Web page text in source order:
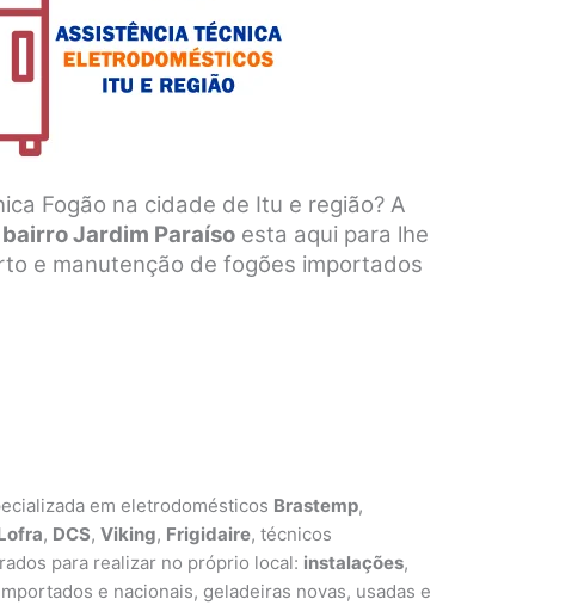
Fogão na cidade de Itu e região? A
Jardim Paraíso esta aqui para lhe
e manutenção de fogões importados
em eletrodomésticos Brastemp,
, DCS,Viking, Frigidaire, técnicos
para realizar no próprio local: instalações,
e nacionais, geladeiras novas, usadas e